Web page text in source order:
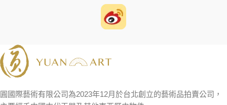
圓國際藝術有限公司為2023年12月於台北創立的藝術品拍賣公司，